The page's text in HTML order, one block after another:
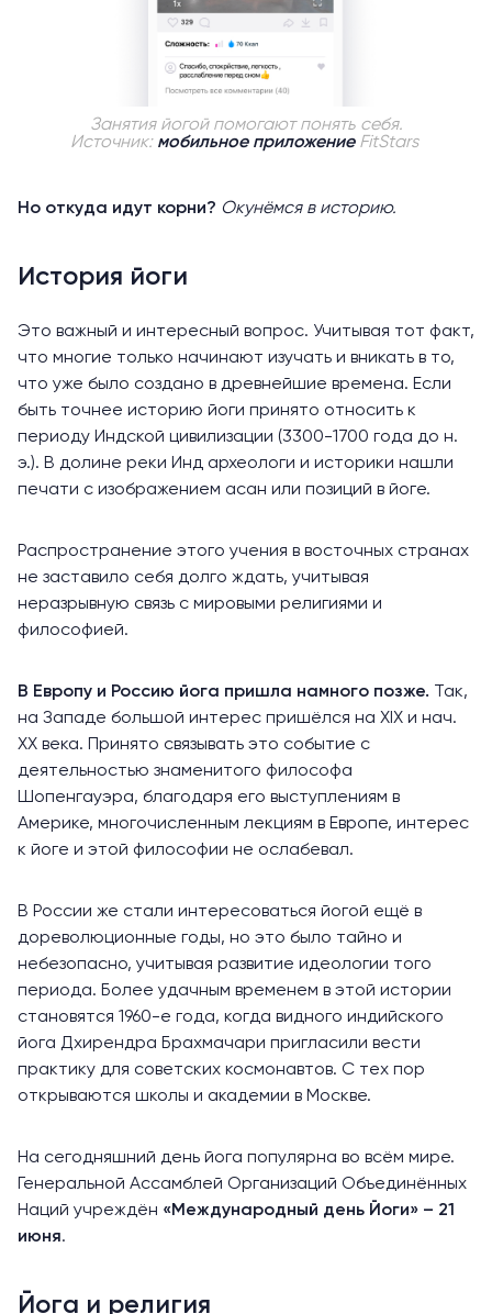
Занятия йогой помогают понять себя.
Источник: мобильное приложение FitStars
Но откуда идут корни? Окунёмся в историю.
История йоги
Это важный и интересный вопрос. Учитывая тот факт,
что многие только начинают изучать и вникать в то,
что уже было создано в древнейшие времена. Если
быть точнее историю йоги принято относить к
периоду Индской цивилизации (3300-1700 года до н.
э.). В долине реки Инд археологи и историки нашли
печати с изображением асан или позиций в йоге.
Распространение этого учения в восточных странах
не заставило себя долго ждать, учитывая
неразрывную связь с мировыми религиями и
философией.
В Европу и Россию йога пришла намного позже.
Так,
на Западе большой интерес пришёлся на XIX и нач.
XX века. Принято связывать это событие с
деятельностью знаменитого философа
Шопенгауэра, благодаря его выступлениям в
Америке, многочисленным лекциям в Европе, интерес
к йоге и этой философии не ослабевал.
В России же стали интересоваться йогой ещё в
дореволюционные годы, но это было тайно и
небезопасно, учитывая развитие идеологии того
периода. Более удачным временем в этой истории
становятся 1960-е года, когда видного индийского
йога Дхирендра Брахмачари пригласили вести
практику для советских космонавтов. С тех пор
открываются школы и академии в Москве.
На сегодняшний день йога популярна во всём мире.
Генеральной Ассамблей Организаций Объединённых
Наций учреждён «Международный день Йоги» – 21
июня.
Йога и религия